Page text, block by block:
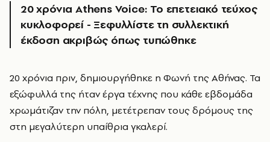
20 χρόνια Athens Voice: Το επετειακό τεύχος
κυκλοφορεί - Ξεφυλλίστε τη συλλεκτική
έκδοση ακριβώς όπως τυπώθηκε
20 χρόνια πριν, δημιουργήθηκε η Φωνή της Αθήνας. Τα
εξώφυλλά της ήταν έργα τέχνης που κάθε εβδομάδα
χρωμάτιζαν την πόλη, μετέτρεπαν τους δρόμους της
στη μεγαλύτερη υπαίθρια γκαλερί.